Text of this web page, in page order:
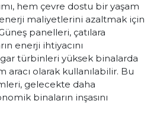
hem çevre dostu bir yaşam
maliyetlerini azaltmak için
panelleri, çatılara
enerji ihtiyacını
türbinleri yüksek binalarda
olarak kullanılabilir. Bu
gelecekte daha
binaların inşasını